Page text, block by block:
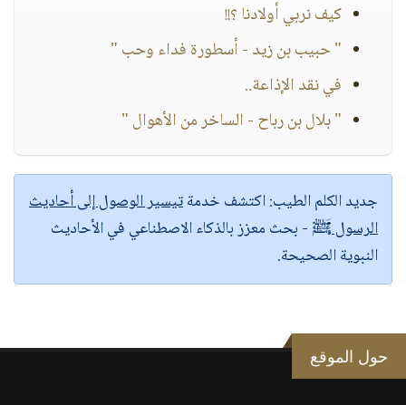
كيف نربي أولادنا ؟!!
" حبيب بن زيد - أسطورة فداء وحب "
في نقد الإذاعة..
" بلال بن رباح - الساخر من الأهوال "
جديد الكلم الطيب:اكتشف خدمةتيسير الوصول إلى أحاديث
الرسول ﷺ - بحث معزز بالذكاء الاصطناعي في الأحاديث
النبوية الصحيحة.
حول الموقع